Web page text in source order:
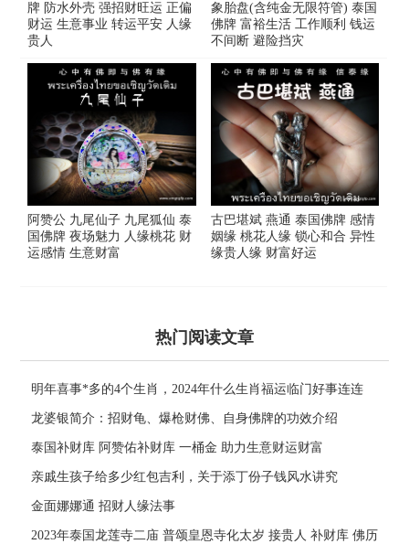
牌 防水外壳 强招财旺运 正偏
财运 生意事业 转运平安 人缘
贵人
象胎盘(含纯金无限符管) 泰国
佛牌 富裕生活 工作顺利 钱运
不间断 避险挡灾
阿赞公 九尾仙子 九尾狐仙 泰
国佛牌 夜场魅力 人缘桃花 财
运感情 生意财富
古巴堪斌 燕通 泰国佛牌 感情
姻缘 桃花人缘 锁心和合 异性
缘贵人缘 财富好运
热门阅读文章
明年喜事*多的4个生肖，2024年什么生肖福运临门好事连连
龙婆银简介：招财龟、爆枪财佛、自身佛牌的功效介绍
泰国补财库 阿赞佑补财库 一桶金 助力生意财运财富
亲戚生孩子给多少红包吉利，关于添丁份子钱风水讲究
金面娜娜通 招财人缘法事
2023年泰国龙莲寺二庙 普颂皇恩寺化太岁 接贵人 补财库 佛历